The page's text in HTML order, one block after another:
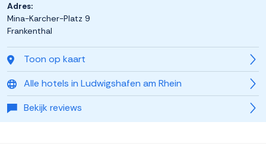
Toon op kaart
Alle hotels in Ludwigshafen am Rhein
Bekijk reviews
Adres:
Mina-Karcher-Platz 9
Frankenthal